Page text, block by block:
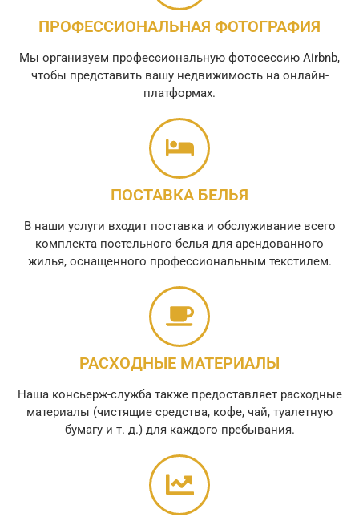
ПРОФЕССИОНАЛЬНАЯ ФОТОГРАФИЯ
Мы организуем профессиональную фотосессию Airbnb,
чтобы представить вашу недвижимость на онлайн-
платформах.
ПОСТАВКА БЕЛЬЯ
В наши услуги входит поставка и обслуживание всего
комплекта постельного белья для арендованного
жилья, оснащенного профессиональным текстилем.
РАСХОДНЫЕ МАТЕРИАЛЫ
Наша консьерж-служба также предоставляет расходные
материалы (чистящие средства, кофе, чай, туалетную
бумагу и т. д.) для каждого пребывания.